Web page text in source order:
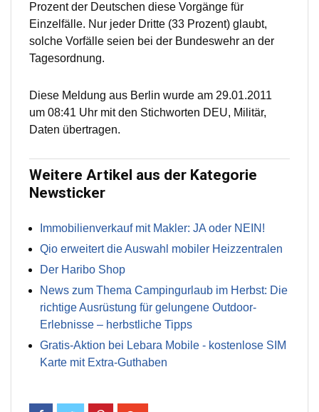
Prozent der Deutschen diese Vorgänge für
Einzelfälle. Nur jeder Dritte (33 Prozent) glaubt,
solche Vorfälle seien bei der Bundeswehr an der
Tagesordnung.
Diese Meldung aus Berlin wurde am 29.01.2011
um 08:41 Uhr mit den Stichworten DEU, Militär,
Daten übertragen.
Weitere Artikel aus der Kategorie
Newsticker
Immobilienverkauf mit Makler: JA oder NEIN!
Qio erweitert die Auswahl mobiler Heizzentralen
Der Haribo Shop
News zum Thema Campingurlaub im Herbst: Die
richtige Ausrüstung für gelungene Outdoor-
Erlebnisse – herbstliche Tipps
Gratis-Aktion bei Lebara Mobile - kostenlose SIM
Karte mit Extra-Guthaben